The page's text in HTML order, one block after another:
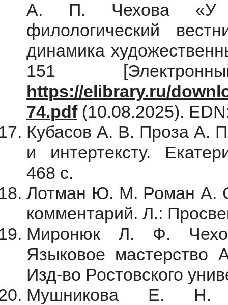
А. П. Чехова «У
филологический
динамика
151
https://elibrary.ru/
74.pdf(10.08.2025).
Кубасов А. В. Проза А.
и интертексту.
468 с.
Лотман Ю. М. Роман А.
комментарий. Л.:
Миpонюк Л. Ф.
Языковое мастерство
Изд-во Ростовского
Мушникова Е. Н.